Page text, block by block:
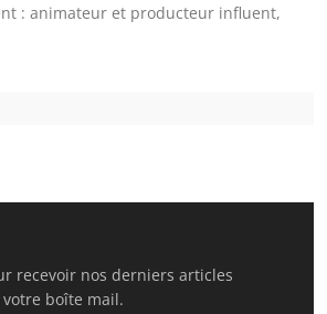
: animateur et producteur influent,
recevoir nos derniers articles
boîte mail.